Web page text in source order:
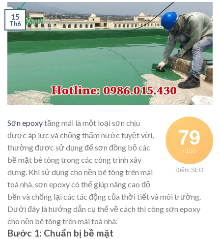
15
Th6
79
/ 100
Điểm SEO
Sơn epoxytầng mái là một loại sơn chịu
được áp lực và chống thấm nước tuyệt vời,
thường được sử dụng để sơn đồng bộ các
bề mặt bê tông trong các công trình xây
dựng. Khi sử dụng cho nền bê tông trên mái
toà nhà, sơn epoxy có thể giúp nâng cao độ
bền và chống lại các tác động của thời tiết và môi trường.
Dưới đây là hướng dẫn cụ thể về cách thi công sơn epoxy
cho nền bê tông trên mái toà nhà:
Bước 1: Chuẩn bị bề mặt